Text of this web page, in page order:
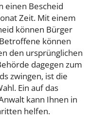
einen Bescheid
Zeit. Mit einem
können Bürger
können
den ursprünglichen
dagegen zum
zwingen, ist die
Ein auf das
kann Ihnen in
helfen.